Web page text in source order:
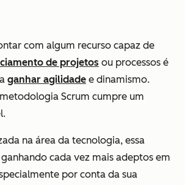
com algum recurso capaz de
de projetos ou processos é
ganhar agilidade e dinamismo.
Scrum cumpre um
na área da tecnologia, essa
cada vez mais adeptos em
por conta da sua